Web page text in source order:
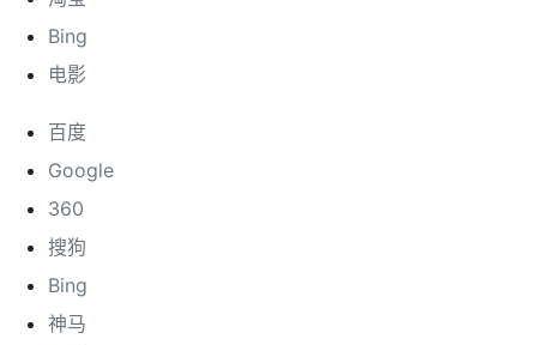
Bing
电影
百度
Google
360
搜狗
Bing
神马